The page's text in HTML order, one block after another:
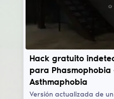
Hack gratuito
para Phasmophobia
Asthmaphobia
Versión actualizada de